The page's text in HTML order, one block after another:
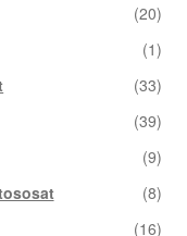
(20)
(1)
(33)
(39)
(9)
(8)
(16)